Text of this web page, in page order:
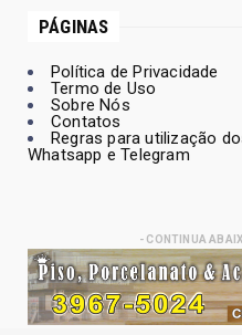
PÁGINAS
Política de Privacidade
Termo de Uso
Sobre Nós
Contatos
Regras para utilização
Whatsapp e Telegram
- CONTINUA